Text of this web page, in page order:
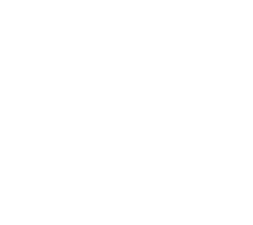
wochentipps/398228/index.php